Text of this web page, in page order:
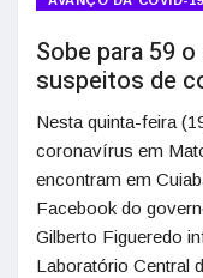
Sobe para 59
suspeitos de
Nesta quinta-feira
coronavírus em
encontram em
Facebook do
Gilberto Figueredo
Laboratório Central